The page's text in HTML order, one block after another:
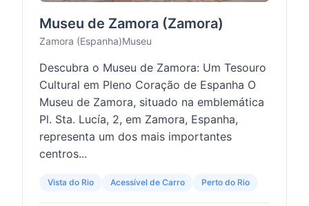
Museu de Zamora (Zamora)
Zamora (Espanha)Museu
Descubra o Museu de Zamora: Um Tesouro
Cultural em Pleno Coração de Espanha O
Museu de Zamora, situado na emblemática
Pl. Sta. Lucía, 2, em Zamora, Espanha,
representa um dos mais importantes
centros...
Vista do Rio Acessível de Carro Perto do Rio